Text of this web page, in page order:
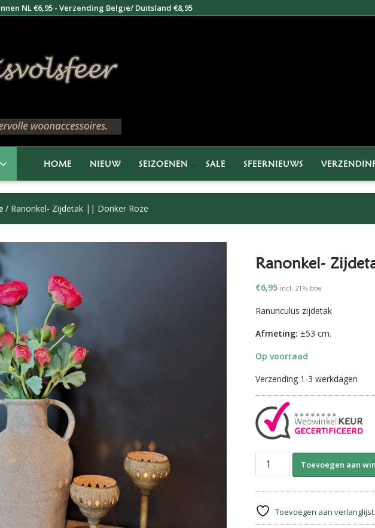
NL €6,95 - Verzending België/ Duitsland €8,95
HOME NIEUW SEIZOENEN SALE SFEERNIEUWS
/ Ranonkel- Zijdetak || Donker Roze
Ranonkel-
€6,95 incl. 21% btw
Ranunculus zijdetak
Afmeting: ±53 cm.
Op voorraad
Verzending 1-3 werkdagen
Ranonkel-
Roze
aantal
Toevoegen aan
Toevoegen aan verlanglijst